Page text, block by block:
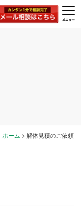
ホーム > 解体見積のご依頼